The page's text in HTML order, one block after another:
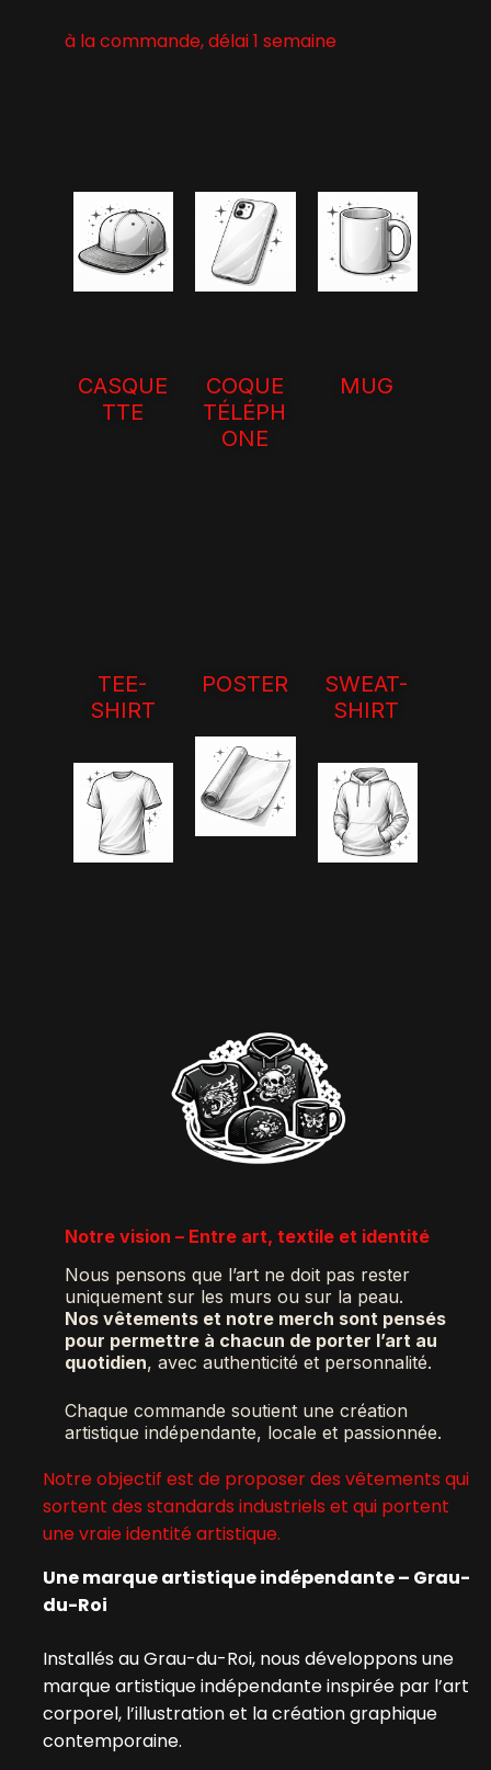
à la commande, délai 1 semaine
MUG
COQUE
TÉLÉPH
ONE
CASQUE
TTE
SWEAT-
SHIRT
POSTER
TEE-
SHIRT
Notre vision – Entre art, textile et identité
Nous pensons que l’art ne doit pas rester
uniquement sur les murs ou sur la peau.
Nos vêtements et notre merch sont pensés
pour permettre à chacun de porter l’art au
quotidien, avec authenticité et personnalité.
Chaque commande soutient une création
artistique indépendante, locale et passionnée.
Notre objectif est de proposer des vêtements qui
sortent des standards industriels et qui portent
une vraie identité artistique.
Une marque artistique indépendante – Grau-
du-Roi
Installés au Grau-du-Roi, nous développons une
marque artistique indépendante inspirée par l’art
corporel, l’illustration et la création graphique
contemporaine.